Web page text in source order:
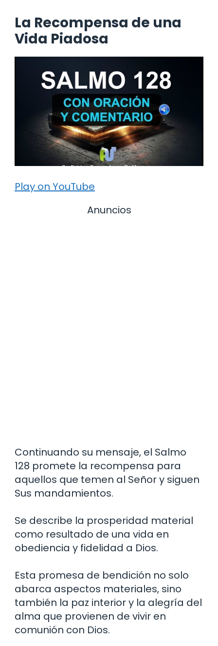
La Recompensa de una
Vida Piadosa
Play on YouTube
Anuncios
Continuando su mensaje, el Salmo
128 promete la recompensa para
aquellos que temen al Señor y siguen
Sus mandamientos.
Se describe la prosperidad material
como resultado de una vida en
obediencia y fidelidad a Dios.
Esta promesa de bendición no solo
abarca aspectos materiales, sino
también la paz interior y la alegría del
alma que provienen de vivir en
comunión con Dios.